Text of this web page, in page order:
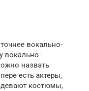
вокально-
вокально-
назвать
есть актеры,
костюмы,